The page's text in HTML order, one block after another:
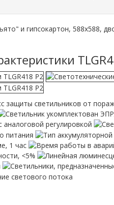
и гипсокартон, 588х588,